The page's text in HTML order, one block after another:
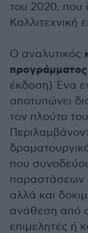
του 2020, που
Καλλιτεχνική
Ο αναλυτικός
έκδοση) Ένα
αποτυπώνει
τον πλούτο
που
παραστάσεων
αλλά και
ανάθεση από
επιμελητές ή